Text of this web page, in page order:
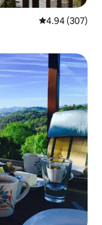
Calificación
4.94 (307)